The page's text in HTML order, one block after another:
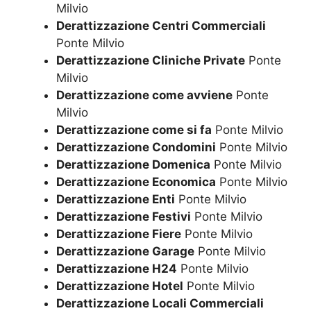
Milvio
Derattizzazione Centri Commerciali
Ponte Milvio
Derattizzazione Cliniche Private Ponte
Milvio
Derattizzazione come avviene Ponte
Milvio
Derattizzazione come si fa Ponte Milvio
Derattizzazione Condomini Ponte Milvio
Derattizzazione Domenica Ponte Milvio
Derattizzazione Economica Ponte Milvio
Derattizzazione Enti Ponte Milvio
Derattizzazione Festivi Ponte Milvio
Derattizzazione Fiere Ponte Milvio
Derattizzazione Garage Ponte Milvio
Derattizzazione H24 Ponte Milvio
Derattizzazione Hotel Ponte Milvio
Derattizzazione Locali Commerciali